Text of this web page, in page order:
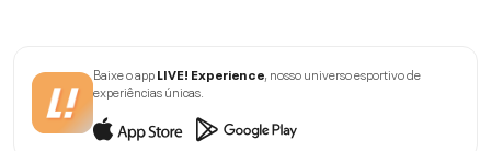
Baixe o appLIVE! Experience , nosso universo esportivo de
experiências únicas.